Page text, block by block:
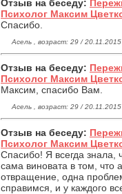
Отзыв на беседу:
Психолог Максим
Спасибо.
Асель , возраст: 29 / 20.11.2015
Отзыв на беседу:
Психолог Максим
Максим, спасибо Вам.
Асель , возраст: 29 / 20.11.2015
Отзыв на беседу:
Психолог Максим
Спасибо! Я всегда знала,
сама виновата в том, что
отвращение, одна
справимся, и у каждого